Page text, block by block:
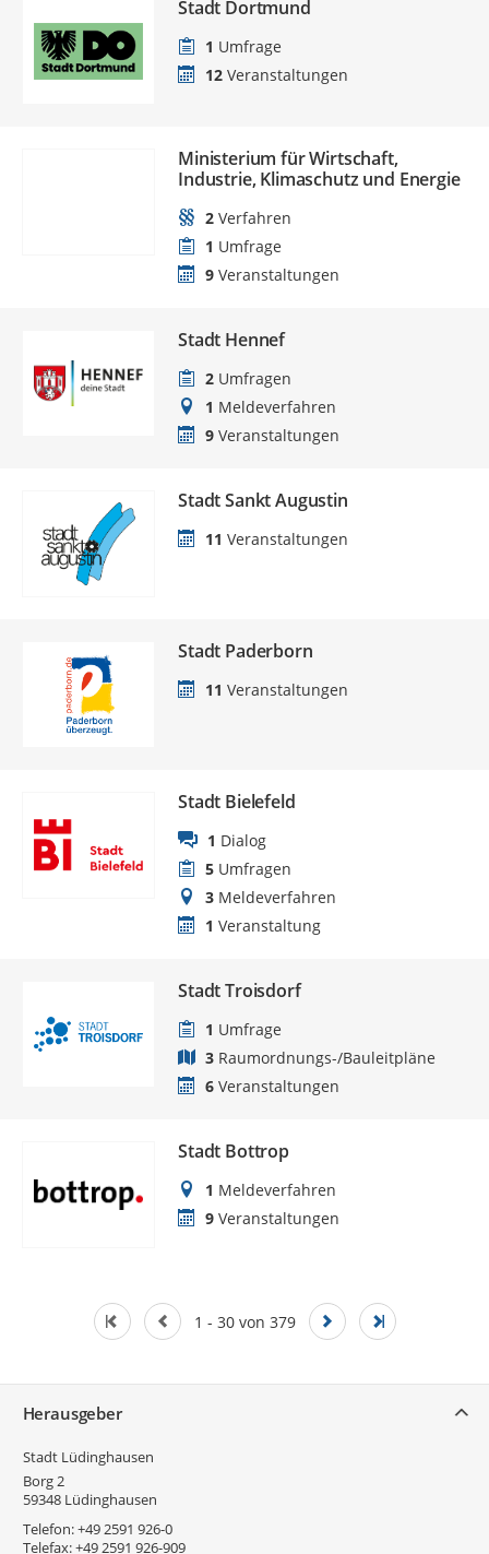
Stadt Dortmund
1 Umfrage
12 Veranstaltungen
Ministerium für Wirtschaft,
Industrie, Klimaschutz und Energie
2 Verfahren
1 Umfrage
9 Veranstaltungen
Stadt Hennef
2 Umfragen
1 Meldeverfahren
9 Veranstaltungen
Stadt Sankt Augustin
11 Veranstaltungen
Stadt Paderborn
11 Veranstaltungen
Stadt Bielefeld
1 Dialog
5 Umfragen
3 Meldeverfahren
1 Veranstaltung
Stadt Troisdorf
1 Umfrage
3 Raumordnungs-/Bauleitpläne
6 Veranstaltungen
Stadt Bottrop
1 Meldeverfahren
9 Veranstaltungen
1 - 30 von 379
Herausgeber
Stadt Lüdinghausen
Borg 2
59348 Lüdinghausen
Telefon:+49 2591 926-0
Telefax:+49 2591 926-909